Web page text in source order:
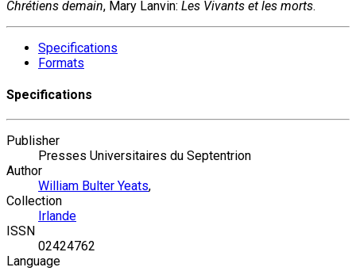
Chrétiens demain, Mary Lanvin: Les Vivants et les morts.
Specifications
Formats
Specifications
Publisher
Presses Universitaires du Septentrion
Author
William Bulter Yeats,
Collection
Irlande
ISSN
02424762
Language